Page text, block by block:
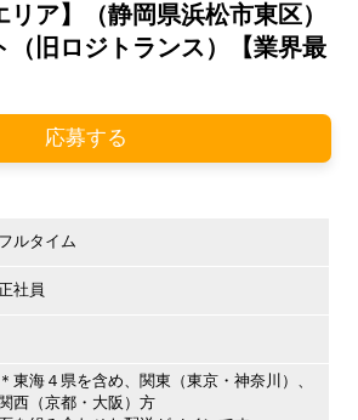
ア】（静岡県浜松市東区）
（旧ロジトランス）【業界最
応募する
フルタイム
社員
＊東海４県を含め、関東（東京・神奈川）、
西（京都・大阪）方